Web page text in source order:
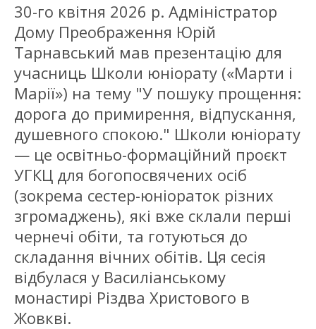
30-го квітня 2026 р. Адміністратор
Дому Преображення Юрій
Тарнавський мав презентацію для
учасниць Школи юніорату («Марти і
Марії») на тему "У пошуку прощення:
дорога до примирення, відпускання,
душевного спокою." Школи юніорату
— це освітньо-формаційний проєкт
УГКЦ для богопосвячених осіб
(зокрема сестер-юніораток різних
згромаджень), які вже склали перші
чернечі обіти, та готуються до
складання вічних обітів. Ця сесія
відбулася у Василіанському
монастирі Різдва Христового в
Жовкві.